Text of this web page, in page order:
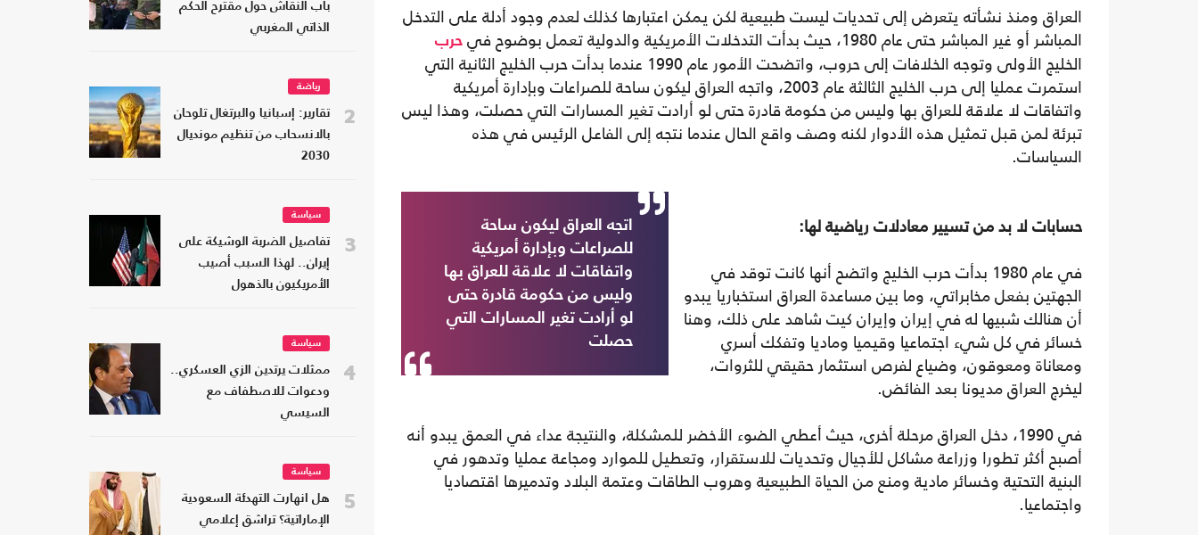
العراق ومنذ نشأته يتعرض إلى تحديات ليست طبيعية لكن يمكن اعتبارها كذلك لعدم وجود أدلة على التدخل
المباشر أو غير المباشر حتى عام 1980، حيث بدأت التدخلات الأمريكية والدولية تعمل بوضوح في
حرب
الخليج الأولى وتوجه الخلافات إلى حروب، واتضحت الأمور عام 1990 عندما بدأت حرب الخليج الثانية التي
استمرت عمليا إلى حرب الخليج الثالثة عام 2003، واتجه العراق ليكون ساحة للصراعات وبإدارة أمريكية
واتفاقات لا علاقة للعراق بها وليس من حكومة قادرة حتى لو أرادت تغير المسارات التي حصلت، وهذا ليس
تبرئة لمن قبل تمثيل هذه الأدوار لكنه وصف واقع الحال عندما نتجه إلى الفاعل الرئيس في هذه
السياسات.
اتجه العراق ليكون ساحة
للصراعات وبإدارة أمريكية
واتفاقات لا علاقة للعراق بها
وليس من حكومة قادرة حتى
لو أرادت تغير المسارات التي
حصلت
حسابات لا بد من تسيير معادلات رياضية لها:
في عام 1980 بدأت حرب الخليج واتضح أنها كانت توقد في
الجهتين بفعل مخابراتي، وما بين مساعدة العراق استخباريا يبدو
أن هنالك شبيها له في إيران وإيران كيت شاهد على ذلك، وهنا
خسائر في كل شيء اجتماعيا وقيميا وماديا وتفكك أسري
ومعاناة ومعوقون، وضياع لفرص استثمار حقيقي للثروات،
ليخرج العراق مديونا بعد الفائض.
في 1990، دخل العراق مرحلة أخرى، حيث أعطي الضوء الأخضر للمشكلة، والنتيجة عداء في العمق يبدو أنه
أصبح أكثر تطورا وزراعة مشاكل للأجيال وتحديات للاستقرار، وتعطيل للموارد ومجاعة عمليا وتدهور في
البنية التحتية وخسائر مادية ومنع من الحياة الطبيعية وهروب الطاقات وعتمة البلاد وتدميرها اقتصاديا
واجتماعيا.
باب النقاش حول مقترح الحكم
الذاتي المغربي
2
رياضة
تقارير: إسبانيا والبرتغال تلوحان
بالانسحاب من تنظيم مونديال
2030
3
سياسة
تفاصيل الضربة الوشيكة على
إيران.. لهذا السبب أصيب
الأمريكيون بالذهول
4
سياسة
ممثلات يرتدين الزي العسكري..
ودعوات للاصطفاف مع
السيسي
5
سياسة
هل انهارت التهدئة السعودية
الإماراتية؟ تراشق إعلامي